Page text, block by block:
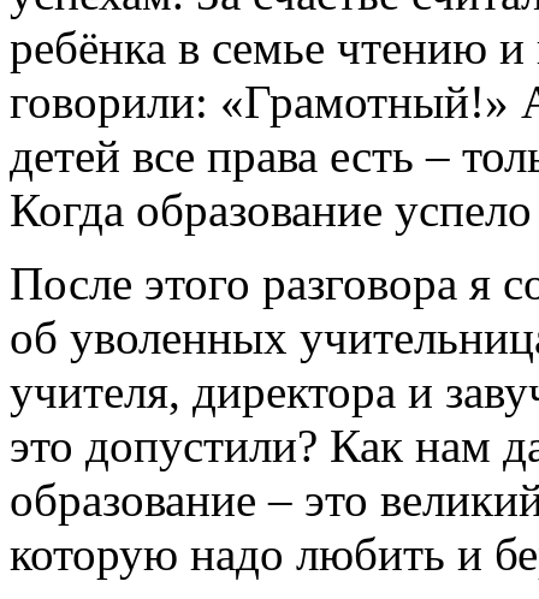
ребёнка в семье чтению
говорили: «Грамотный!»
детей все права есть –
Когда образование
После этого разговора я
об уволенных
учителя, директора и
это допустили? Как нам
образование – это
которую надо любить и